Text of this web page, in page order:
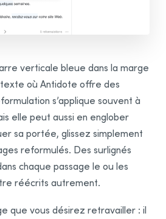
détection
correction
verticale bleue dans la marge
où Antidote offre des
s’applique souvent à
elle peut aussi en englober
sa portée, glissez simplement
reformulés. Des surlignés
chaque passage le ou les
réécrits autrement.
que vous désirez retravailler : il